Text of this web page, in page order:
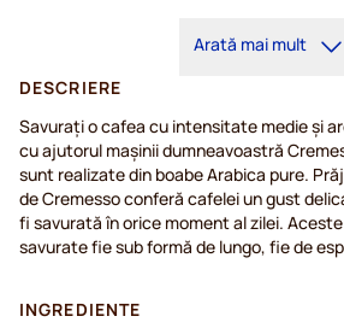
Arată mai mult
DESCRIERE
Savurați o cafea cu intensitate medie și
cu ajutorul mașinii dumneavoastră
sunt realizate din boabe Arabica pure.
de Cremesso conferă cafelei un gust
fi savurată în orice moment al zilei.
savurate fie sub formă de lungo, fie de
INGREDIENTE